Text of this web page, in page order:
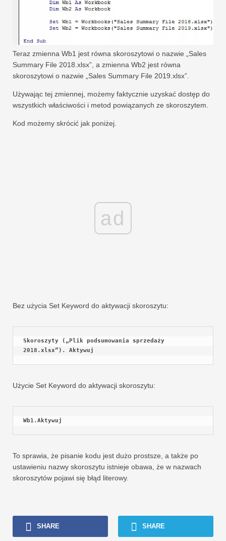
Teraz zmienna Wb1 jest równa skoroszytowi o nazwie „Sales
Summary File 2018.xlsx”, a zmienna Wb2 jest równa
skoroszytowi o nazwie „Sales Summary File 2019.xlsx”.
Używając tej zmiennej, możemy faktycznie uzyskać dostęp do
wszystkich właściwości i metod powiązanych ze skoroszytem.
Kod możemy skrócić jak poniżej.
ad
Bez użycia Set Keyword do aktywacji skoroszytu:
Skoroszyty („Plik podsumowania sprzedaży
2018.xlsx”). Aktywuj
Użycie Set Keyword do aktywacji skoroszytu:
Wb1.Aktywuj
To sprawia, że ​​pisanie kodu jest dużo prostsze, a także po
ustawieniu nazwy skoroszytu istnieje obawa, że ​​w nazwach
skoroszytów pojawi się błąd literowy.
SHARE SHARE